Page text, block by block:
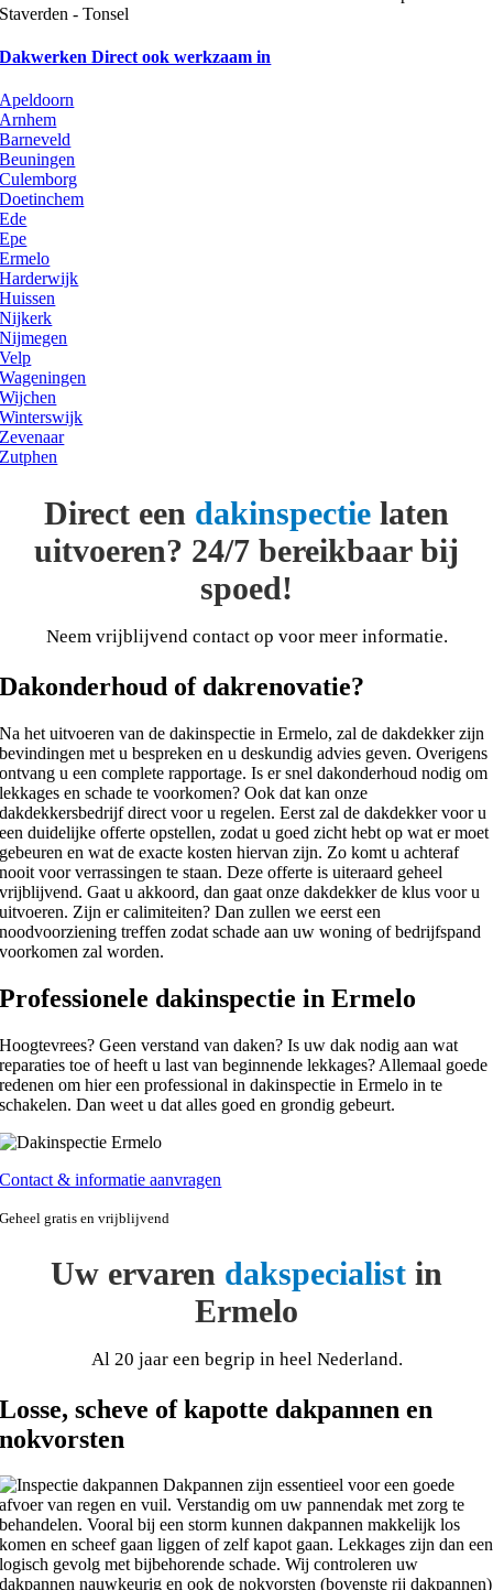
Staverden - Tonsel
Dakwerken Direct ook werkzaam in
Apeldoorn
Arnhem
Barneveld
Beuningen
Culemborg
Doetinchem
Ede
Epe
Ermelo
Harderwijk
Huissen
Nijkerk
Nijmegen
Velp
Wageningen
Wijchen
Winterswijk
Zevenaar
Zutphen
Direct een dakinspectie laten
uitvoeren? 24/7 bereikbaar bij
spoed!
Neem vrijblijvend contact op voor meer informatie.
Dakonderhoud of dakrenovatie?
Na het uitvoeren van de dakinspectie in Ermelo, zal de dakdekker zijn
bevindingen met u bespreken en u deskundig advies geven. Overigens
ontvang u een complete rapportage. Is er snel dakonderhoud nodig om
lekkages en schade te voorkomen? Ook dat kan onze
dakdekkersbedrijf direct voor u regelen. Eerst zal de dakdekker voor u
een duidelijke offerte opstellen, zodat u goed zicht hebt op wat er moet
gebeuren en wat de exacte kosten hiervan zijn. Zo komt u achteraf
nooit voor verrassingen te staan. Deze offerte is uiteraard geheel
vrijblijvend. Gaat u akkoord, dan gaat onze dakdekker de klus voor u
uitvoeren. Zijn er calimiteiten? Dan zullen we eerst een
noodvoorziening treffen zodat schade aan uw woning of bedrijfspand
voorkomen zal worden.
Professionele dakinspectie in Ermelo
Hoogtevrees? Geen verstand van daken? Is uw dak nodig aan wat
reparaties toe of heeft u last van beginnende lekkages? Allemaal goede
redenen om hier een professional in dakinspectie in Ermelo in te
schakelen. Dan weet u dat alles goed en grondig gebeurt.
Contact & informatie aanvragen
Geheel gratis en vrijblijvend
Uw ervaren dakspecialist in
Ermelo
Al 20 jaar een begrip in heel Nederland.
Losse, scheve of kapotte dakpannen en
nokvorsten
Dakpannen zijn essentieel voor een goede
afvoer van regen en vuil. Verstandig om uw pannendak met zorg te
behandelen. Vooral bij een storm kunnen dakpannen makkelijk los
komen en scheef gaan liggen of zelf kapot gaan. Lekkages zijn dan een
logisch gevolg met bijbehorende schade. Wij controleren uw
dakpannen nauwkeurig en ook de nokvorsten (bovenste rij dakpannen)